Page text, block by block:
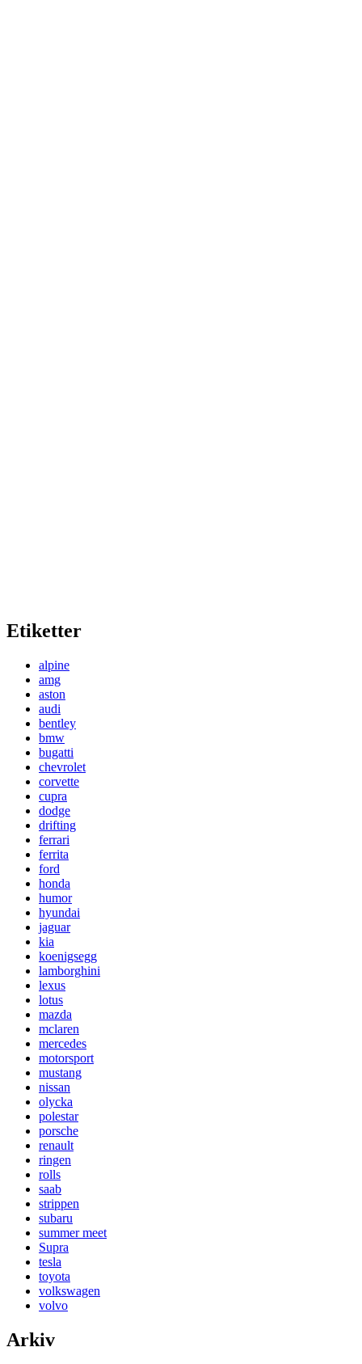
Etiketter
alpine
amg
aston
audi
bentley
bmw
bugatti
chevrolet
corvette
cupra
dodge
drifting
ferrari
ferrita
ford
honda
humor
hyundai
jaguar
kia
koenigsegg
lamborghini
lexus
lotus
mazda
mclaren
mercedes
motorsport
mustang
nissan
olycka
polestar
porsche
renault
ringen
rolls
saab
strippen
subaru
summer meet
Supra
tesla
toyota
volkswagen
volvo
Arkiv